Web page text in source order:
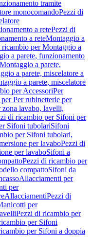
tramite
monocomandoPezzi di
a retePezzi di
a reteMontaggio a
ricambio per Montaggio a
a parete, funzionamento
a parete,
a parete, miscelatore a
a parete, miscelatore
per AccessoriPer
Per rubinetterie per
lavabo, lavelli,
di ricambio per Sifoni per
Sifoni tubolariSifoni
per Sifoni tubolari,
per lavaboPezzi di
per lavaboSifoni a
Pezzi di ricambio per
compattoSifoni da
Allacciamenti per
per
AllacciamentiPezzi di
per
Pezzi di ricambio per
per Sifoni
per Sifoni a doppia